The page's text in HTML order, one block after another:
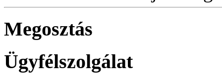
Megosztás
Ügyfélszolgálat